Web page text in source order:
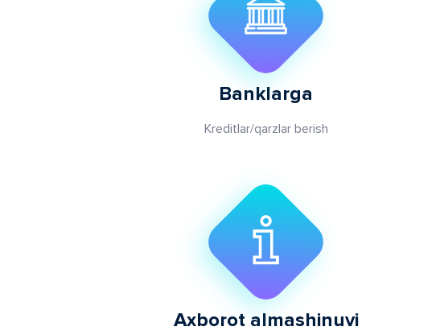
Banklarga
Kreditlar/qarzlar berish
Axborot almashinuvi